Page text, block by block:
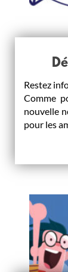
Restez
Comme
nouvelle
pour les